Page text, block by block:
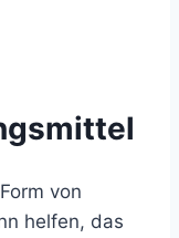
von
helfen, das